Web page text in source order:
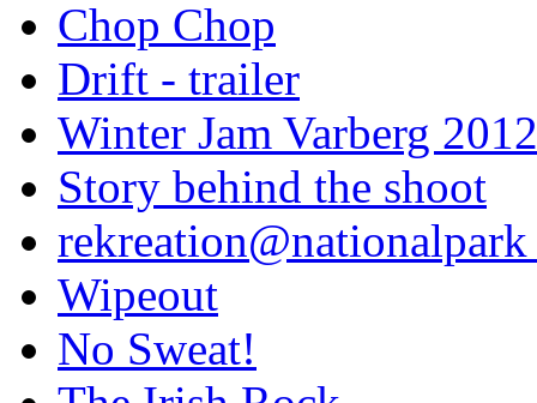
Chop Chop
Drift - trailer
Winter Jam Varberg 2012
Story behind the shoot
rekreation@nationalpark
Wipeout
No Sweat!